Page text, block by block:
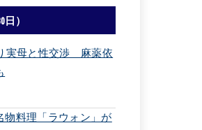
）
実母と性交渉 麻薬依
物料理「ラウォン」が